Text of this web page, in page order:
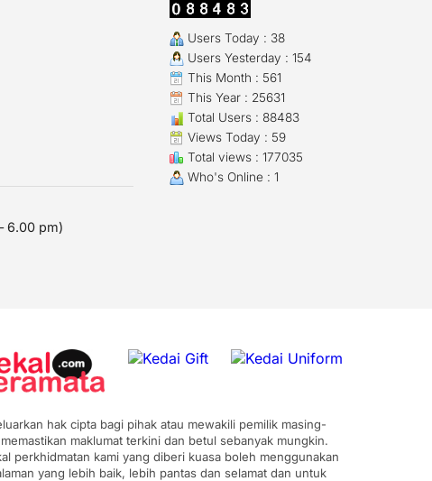
6.00 pm)
Users Today : 38
Users Yesterday : 154
This Month : 561
This Year : 25631
Total Users : 88483
Views Today : 59
Total views : 177035
Who's Online : 1
hak cipta bagi pihak atau mewakili pemilik masing-
maklumat terkini dan betul sebanyak mungkin.
perkhidmatan kami yang diberi kuasa boleh menggunakan
yang lebih baik, lebih pantas dan selamat dan untuk